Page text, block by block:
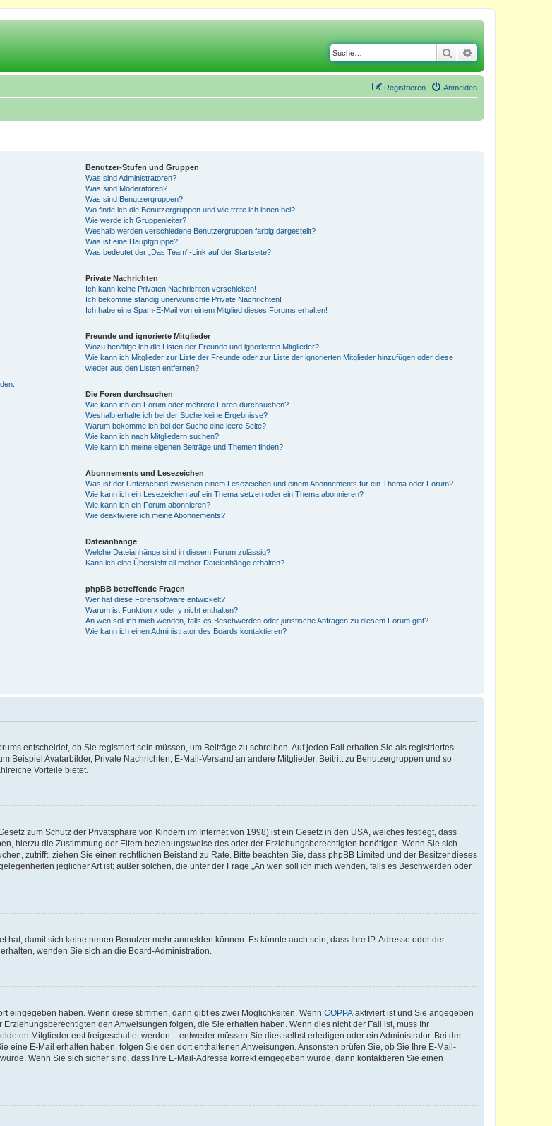
Suche
Anmelden
Registrieren
Benutzer-Stufen und Gruppen
Was sind Administratoren?
Was sind Moderatoren?
Was sind Benutzergruppen?
Wo finde ich die Benutzergruppen und wie trete ich ihnen bei?
Wie werde ich Gruppenleiter?
Weshalb werden verschiedene Benutzergruppen farbig dargestellt?
Was ist eine Hauptgruppe?
Was bedeutet der „Das Team“-Link auf der Startseite?
Private Nachrichten
Ich kann keine Privaten Nachrichten verschicken!
Ich bekomme ständig unerwünschte Private Nachrichten!
Ich habe eine Spam-E-Mail von einem Mitglied dieses Forums erhalten!
Freunde und ignorierte Mitglieder
Wozu benötige ich die Listen der Freunde und ignorierten Mitglieder?
Wie kann ich Mitglieder zur Liste der Freunde oder zur Liste der ignorierten Mitglieder hinzufügen oder diese
wieder aus den Listen entfernen?
Die Foren durchsuchen
Wie kann ich ein Forum oder mehrere Foren durchsuchen?
Weshalb erhalte ich bei der Suche keine Ergebnisse?
Warum bekomme ich bei der Suche eine leere Seite?
Wie kann ich nach Mitgliedern suchen?
Wie kann ich meine eigenen Beiträge und Themen finden?
Abonnements und Lesezeichen
Was ist der Unterschied zwischen einem Lesezeichen und einem Abonnements für ein Thema oder Forum?
Wie kann ich ein Lesezeichen auf ein Thema setzen oder ein Thema abonnieren?
Wie kann ich ein Forum abonnieren?
Wie deaktiviere ich meine Abonnements?
Dateianhänge
Welche Dateianhänge sind in diesem Forum zulässig?
Kann ich eine Übersicht all meiner Dateianhänge erhalten?
phpBB betreffende Fragen
Wer hat diese Forensoftware entwickelt?
Warum ist Funktion x oder y nicht enthalten?
An wen soll ich mich wenden, falls es Beschwerden oder juristische Anfragen zu diesem Forum gibt?
Wie kann ich einen Administrator des Boards kontaktieren?
entscheidet, ob Sie registriert sein müssen, um Beiträge zu schreiben. Auf jeden Fall erhalten Sie als registriertes
Beispiel Avatarbilder, Private Nachrichten, E-Mail-Versand an andere Mitglieder, Beitritt zu Benutzergruppen und so
Vorteile bietet.
zum Schutz der Privatsphäre von Kindern im Internet von 1998) ist ein Gesetz in den USA, welches festlegt, dass
hierzu die Zustimmung der Eltern beziehungsweise des oder der Erziehungsberechtigten benötigen. Wenn Sie sich
zutrifft, ziehen Sie einen rechtlichen Beistand zu Rate. Bitte beachten Sie, dass phpBB Limited und der Besitzer dieses
jeglicher Art ist; außer solchen, die unter der Frage „An wen soll ich mich wenden, falls es Beschwerden oder
damit sich keine neuen Benutzer mehr anmelden können. Es könnte auch sein, dass Ihre IP-Adresse oder der
wenden Sie sich an die Board-Administration.
eingegeben haben. Wenn diese stimmen, dann gibt es zwei Möglichkeiten. Wenn COPPA aktiviert ist und Sie angegeben
den Anweisungen folgen, die Sie erhalten haben. Wenn dies nicht der Fall ist, muss Ihr
Mitglieder erst freigeschaltet werden – entweder müssen Sie dies selbst erledigen oder ein Administrator. Bei der
eine E-Mail erhalten haben, folgen Sie den dort enthaltenen Anweisungen. Ansonsten prüfen Sie, ob Sie Ihre E-Mail-
Wenn Sie sich sicher sind, dass Ihre E-Mail-Adresse korrekt eingegeben wurde, dann kontaktieren Sie einen